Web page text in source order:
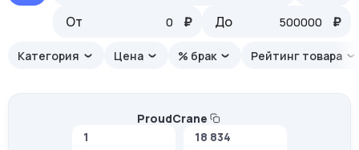
От
₽ До ₽
Категория Цена % брак Рейтинг товара
ProudCrane
1
18 834